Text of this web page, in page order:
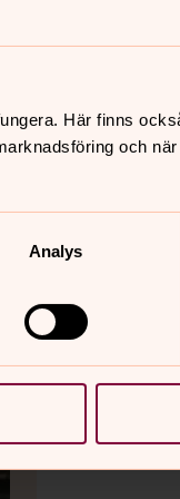
Här finns
och
Analys